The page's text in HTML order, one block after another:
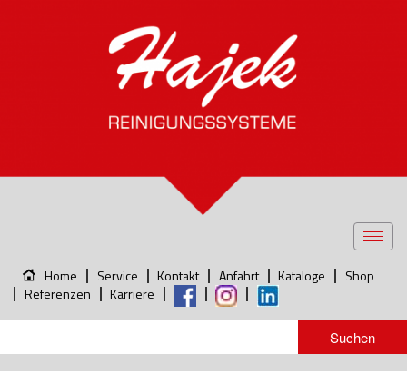
Home Service Kontakt Anfahrt Kataloge
Shop
Referenzen
Karriere